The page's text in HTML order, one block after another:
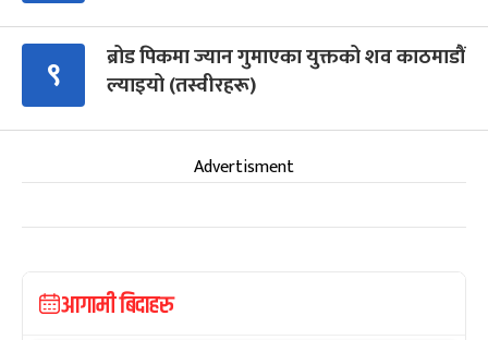
९
ब्रोड पिकमा ज्यान गुमाएका युक्तको शव काठमाडौं
ल्याइयो (तस्वीरहरू)
Advertisment
आगामी बिदाहरु